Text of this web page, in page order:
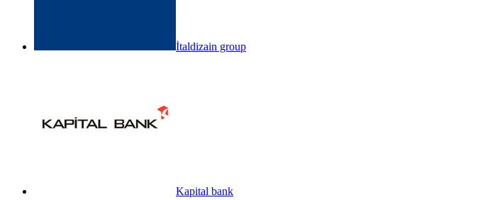
İtaldizain group
Kapital bank